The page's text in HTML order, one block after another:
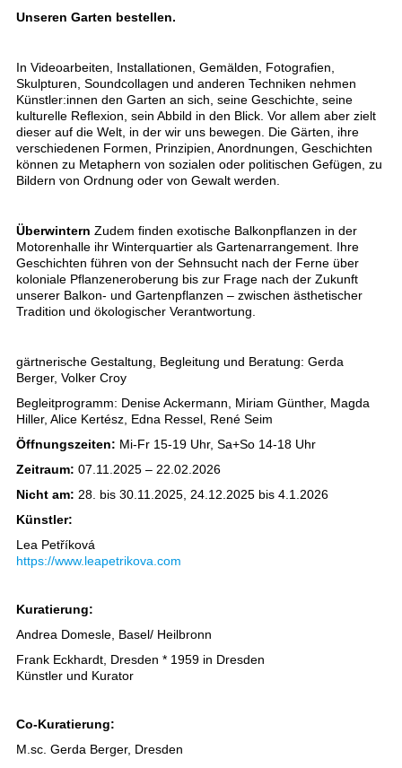
Unseren Garten bestellen.
In Videoarbeiten, Installationen, Gemälden, Fotografien,
Skulpturen, Soundcollagen und anderen Techniken nehmen
Künstler:innen den Garten an sich, seine Geschichte, seine
kulturelle Reflexion, sein Abbild in den Blick. Vor allem aber zielt
dieser auf die Welt, in der wir uns bewegen. Die Gärten, ihre
verschiedenen Formen, Prinzipien, Anordnungen, Geschichten
können zu Metaphern von sozialen oder politischen Gefügen, zu
Bildern von Ordnung oder von Gewalt werden.
Überwintern Zudem finden exotische Balkonpflanzen in der
Motorenhalle ihr Winterquartier als Gartenarrangement. Ihre
Geschichten führen von der Sehnsucht nach der Ferne über
koloniale Pflanzeneroberung bis zur Frage nach der Zukunft
unserer Balkon- und Gartenpflanzen – zwischen ästhetischer
Tradition und ökologischer Verantwortung.
gärtnerische Gestaltung, Begleitung und Beratung: Gerda
Berger, Volker Croy
Begleitprogramm: Denise Ackermann, Miriam Günther, Magda
Hiller, Alice Kertész, Edna Ressel, René Seim
Öffnungszeiten: Mi-Fr 15-19 Uhr, Sa+So 14-18 Uhr
Zeitraum: 07.11.2025 – 22.02.2026
Nicht am: 28. bis 30.11.2025, 24.12.2025 bis 4.1.2026
Künstler:
Lea Petříková
https://www.leapetrikova.com
Kuratierung:
Andrea Domesle, Basel/ Heilbronn
Frank Eckhardt, Dresden * 1959 in Dresden
Künstler und Kurator
Co-Kuratierung:
M.sc. Gerda Berger, Dresden